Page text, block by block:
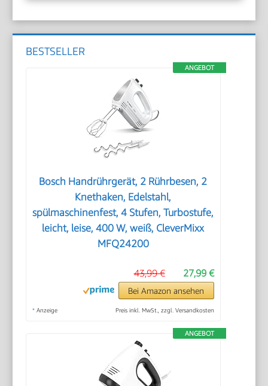
BESTSELLER
ANGEBOT
Bosch Handrührgerät, 2 Rührbesen, 2
Knethaken, Edelstahl,
spülmaschinenfest, 4 Stufen, Turbostufe,
leicht, leise, 400 W, weiß, CleverMixx
MFQ24200
27,99 €
43,99 €
Bei Amazon ansehen
* Anzeige Preis inkl. MwSt., zzgl. Versandkosten
ANGEBOT